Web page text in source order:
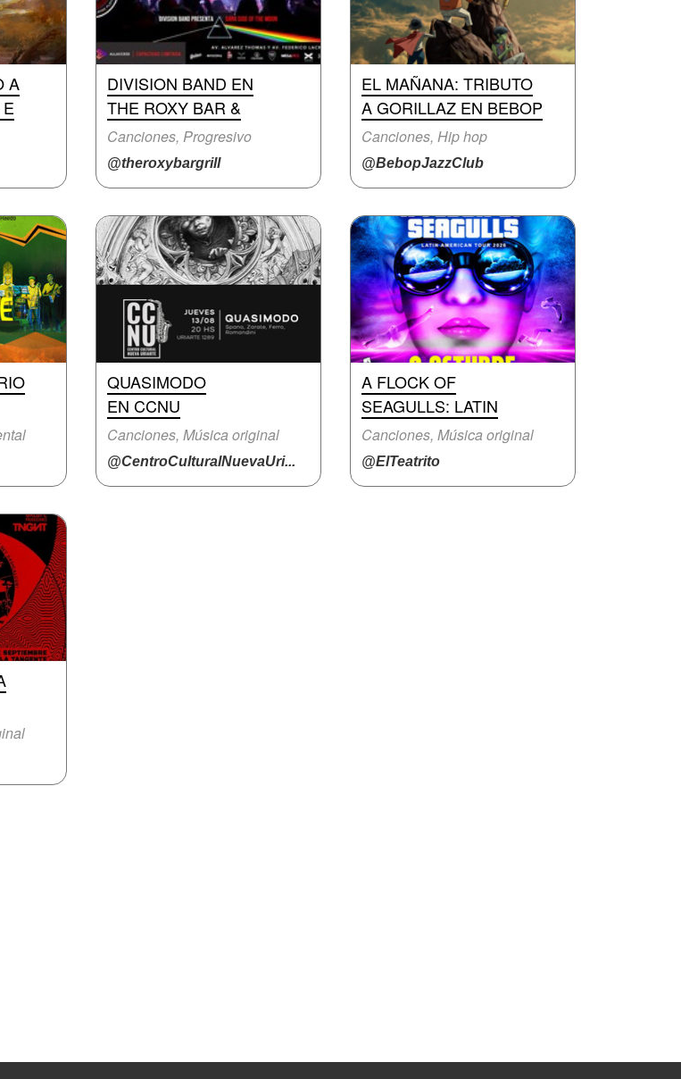
A
DIVISION BAND EN
THE ROXY BAR &
Canciones, Progresivo
@theroxybargrill
EL MAÑANA: TRIBUTO
A GORILLAZ EN BEBOP
Canciones, Hip hop
@BebopJazzClub
QUASIMODO
EN CCNU
Canciones, Música original
@CentroCulturalNuevaUri...
A FLOCK OF
SEAGULLS: LATIN
Canciones, Música original
@ElTeatrito